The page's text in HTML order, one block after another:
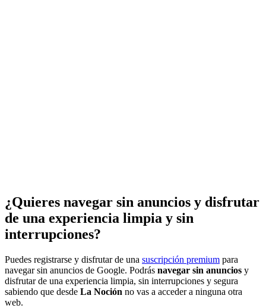
¿Quieres navegar sin anuncios y disfrutar
de una experiencia limpia y sin
interrupciones?
Puedes registrarse y disfrutar de una suscripción premium para
navegar sin anuncios de Google. Podrás navegar sin anuncios y
disfrutar de una experiencia limpia, sin interrupciones y segura
sabiendo que desde La Noción no vas a acceder a ninguna otra
web.